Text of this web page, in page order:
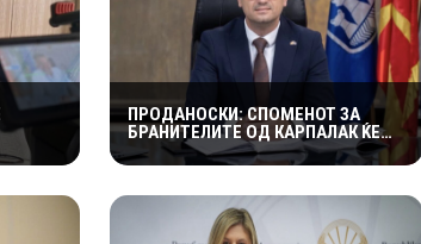
ПРОДАНОСКИ: СПОМЕНОТ ЗА
БРАНИТЕЛИТЕ ОД КАРПАЛАК ЌЕ
ЖИВЕЕ ВЕЧНО